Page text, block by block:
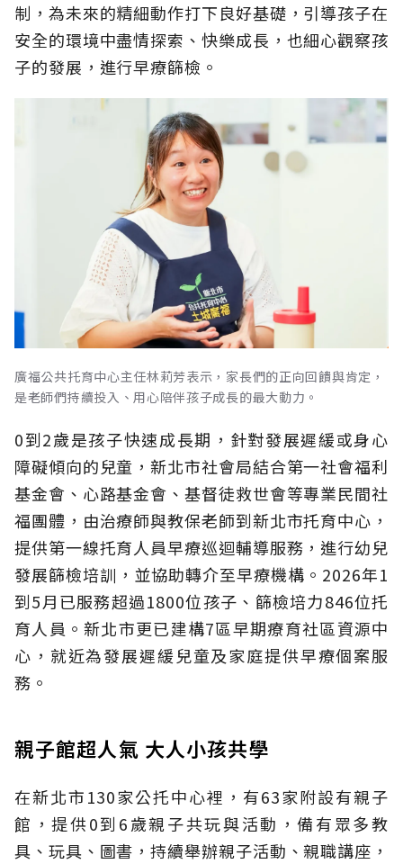
制，為未來的精細動作打下良好基礎，引導孩子在
安全的環境中盡情探索、快樂成長，也細心觀察孩
子的發展，進行早療篩檢。
廣福公共托育中心主任林莉芳表示，家長們的正向回饋與肯定，
是老師們持續投入、用心陪伴孩子成長的最大動力。
0到2歲是孩子快速成長期，針對發展遲緩或身心
障礙傾向的兒童，新北市社會局結合第一社會福利
基金會、心路基金會、基督徒救世會等專業民間社
福團體，由治療師與教保老師到新北市托育中心，
提供第一線托育人員早療巡迴輔導服務，進行幼兒
發展篩檢培訓，並協助轉介至早療機構。2026年1
到5月已服務超過1800位孩子、篩檢培力846位托
育人員。新北市更已建構7區早期療育社區資源中
心，就近為發展遲緩兒童及家庭提供早療個案服
務。
親子館超人氣 大人小孩共學
在新北市130家公托中心裡，有63家附設有親子
館，提供0到6歲親子共玩與活動，備有眾多教
具、玩具、圖書，持續舉辦親子活動、親職講座，